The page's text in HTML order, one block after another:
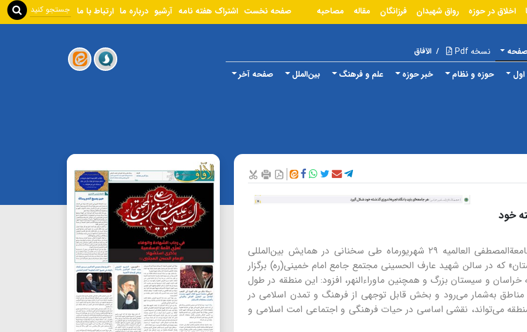
اخلاق در حوزه رواق شهیدان فرزانگان مقاله مصاحبه صفحه نخست اشتراک هفته نامه آرشیو درباره ما ارتباط با ما
نسخه Pdf / الآفاق
حوزه و نظام خبر حوزه علم و فرهنگ بین‌الملل صفحه آخر
خود
حجت‌الاسلام والمسلمین علی عباسی، رئیس جامعةالمصطفی العالمیه ۲۹ شهریورماه طی سخنانی در همایش بین‌المللی
که در سالن شهید عارف الحسینی مجتمع جامع امام خمینی(ره) برگزار
و سیستان بزرگ و همچنین ماوراءالنهر، افزود: این منطقه در طول
مناطق به‌شمار می‌رود و بخش قابل توجهی از فرهنگ و تمدن اسلامی در
می‌تواند، نقشی اساسی در حیات فرهنگی و اجتماعی امت اسلامی و